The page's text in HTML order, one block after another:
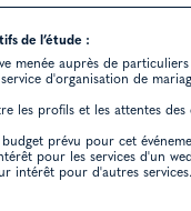
de l’étude :
menée auprès de
d'organisation de
les profils et les attentes des
prévu pour cet
pour les services d'un
intérêt pour d'autres services.